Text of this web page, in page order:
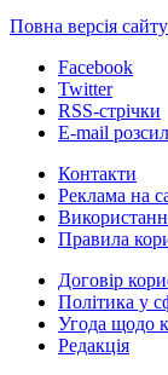
Повна версія сайту
Facebook
Twitter
RSS-стрічки
E-mail
Контакти
Реклама на
Правила
Договір
Політика у
Угода щодо
Редакція